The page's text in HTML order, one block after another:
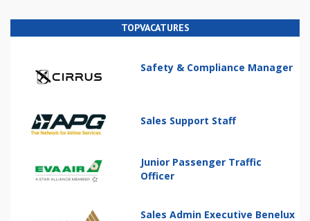
TOPVACATURES
Safety & Compliance Manager
Sales Support Staff
Junior Passenger Traffic
Officer
Sales Admin Executive Benelux